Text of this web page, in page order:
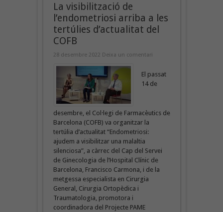
La visibilització de
l’endometriosi arriba a les
tertúlies d’actualitat del
COFB
28 desembre 2022 Deixa un comentari
El passat
14 de
desembre, el Col·legi de Farmacèutics de
Barcelona (COFB) va organitzar la
tertúlia d’actualitat “Endometriosi:
ajudem a visibilitzar una malaltia
silenciosa”, a càrrec del Cap del Servei
de Ginecologia de l’Hospital Clínic de
Barcelona, Francisco Carmona, i de la
metgessa especialista en Cirurgia
General, Cirurgia Ortopèdica i
Traumatologia, promotora i
coordinadora del Projecte PAME